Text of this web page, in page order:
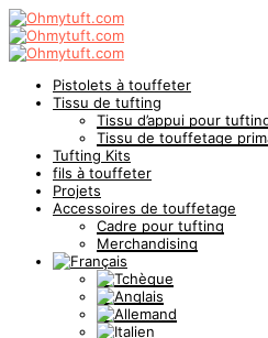
Pistolets à touffeter
Tissu de tufting
Tissu d’appui pour
Tissu de touffetage
Tufting Kits
fils à touffeter
Projets
Accessoires de touffetage
Cadre pour tufting
Merchandising